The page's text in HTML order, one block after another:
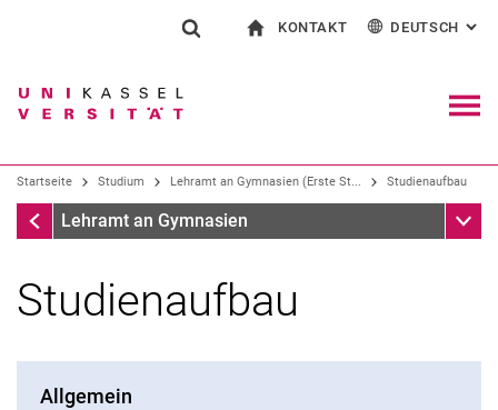
Springe direkt zu: Inhalt
Springe direkt zu: Suche
Springe direkt zu:
Suchen (öffnet externen Link in einem
KONTAKT
Kontakt für Presse und Öffentlichkeit
Einrichtungen suchen
Personen suchen
DEUTSCH :
Startseite Studium Lehramt an Gymnasien (Erste St... Studienaufbau
Startseite
Lehramt an Gymnasien
Studienaufbau
Allgemein